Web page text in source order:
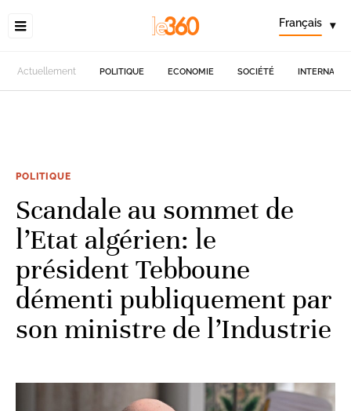
Français ▾
Actuellement POLITIQUE ECONOMIE SOCIÉTÉ
POLITIQUE
Scandale au sommet de
l’Etat algérien: le
président Tebboune
démenti publiquement par
son ministre de l’Industrie